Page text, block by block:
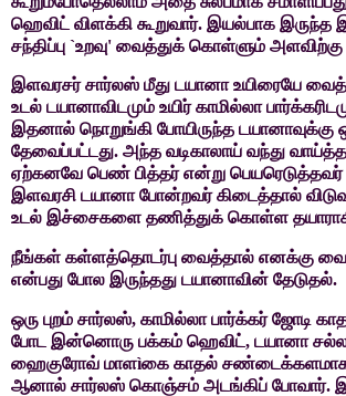
ஹெவிட் விளக்கி கூறுவார். இயல்பாக இருந்த
சந்திப்பு `உறவு' வைத்துக் கொள்ளும் அளவிற்கு
இளவரசர் சார்லஸ் மீது டயானா உயிரையே
உடல் டயானாவிடமும் உயிர் காமில்லா
இதனால் நொறுங்கி போயிருந்த டயானாவுக்கு
தேவைப்பட்டது. அந்த வடிகாலாய் வந்து
ஏற்கனவே பெண் பித்தர் என்று
இளவரசி டயானா போன்றவர் கிடைத்தால்
உடல் இச்சைகளை தணித்துக் கொள்ள
நீங்கள் கள்ளத்தொடர்பு வைத்தால் எனக்கு
என்பது போல இருந்தது டயானாவின் தேடுதல்.
ஒரு புறம் சார்லஸ், காமில்லா பார்க்கர் ஜோடி
போட இன்னொரு பக்கம் ஹெவிட், டயானா
ஹைகுரோவ் மாளìகை காதல்
ஆனால் சார்லஸ் கொஞ்சம் அடங்கிப் போவார்.